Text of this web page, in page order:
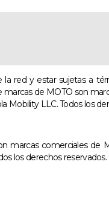
red y estar sujetas a
de MOTO son
Mobility LLC. Todos los
comerciales de
los derechos reservados.